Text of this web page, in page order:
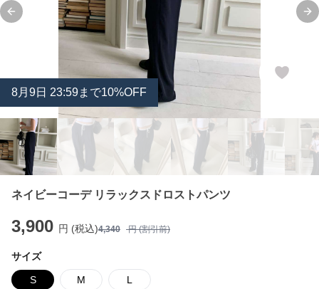
Previous slide
8月 9日 23:59まで10%OFF
ネイビーコーデ リラックスドロストパンツ
3,900 円 (税込)4,340 円 (割引前)
サイズ
S M L